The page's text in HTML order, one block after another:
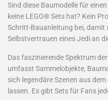
Sind diese Baumodelle für
keine LEGO® Sets hat? Kein
Schritt-Bauanleitung bei, damit
Selbstvertrauen eines Jedi an
Das faszinierende Spektrum
umfasst Sammelobjekte,
sich legendäre Szenen aus
lassen. Es gibt Sets für Fans